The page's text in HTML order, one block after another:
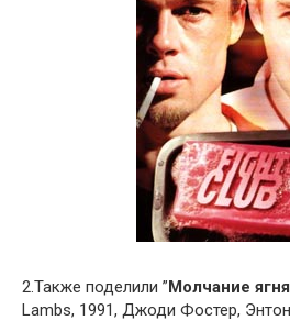
2.Также поделили ”Молчание
Lambs, 1991, Джоди Фостер,